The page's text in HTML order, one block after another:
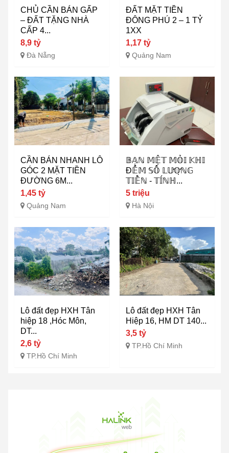
CHỦ CẦN BÁN GẤP
– ĐẤT TẶNG NHÀ
CẤP 4...
8,9 tỷ
Đà Nẵng
ĐẤT MẶT TIỀN
ĐÔNG PHÚ 2 – 1 TỶ
1XX
1,17 tỷ
Quảng Nam
CẦN BÁN NHANH LÔ
GÓC 2 MẶT TIỀN
ĐƯỜNG 6M...
1,45 tỷ
Quảng Nam
𝔹𝔸̣ℕ 𝕄𝔼̣̂𝕋 𝕄𝕆̉𝕀 𝕂ℍ𝕀
Đ𝔼̂́𝕄 𝕊𝕆̂́ 𝕃𝕌̛𝕆̛̣ℕ𝔾
𝕋𝕀𝔼̂̀ℕ - 𝕋𝕀́ℕℍ...
5 triệu
Hà Nội
Lô đất đẹp HXH Tân
hiệp 18 ,Hóc Môn,
DT...
2,6 tỷ
TP.Hồ Chí Minh
Lô đất đẹp HXH Tân
Hiệp 16, HM DT 140...
3,5 tỷ
TP.Hồ Chí Minh